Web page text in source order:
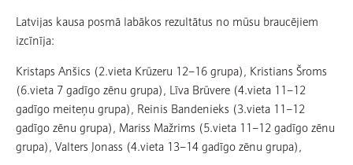
Latvijas kausa posmā labākos rezultātus no mūsu braucējiem
izcīnīja:
Kristaps Anšics (2.vieta Krūzeru 12–16 grupa), Kristians Šroms
(6.vieta 7 gadīgo zēnu grupa), Līva Brūvere (4.vieta 11–12
gadīgo meiteņu grupa), Reinis Bandenieks (3.vieta 11–12
gadīgo zēnu grupa), Mariss Mažrims (5.vieta 11–12 gadīgo zēnu
grupa), Valters Jonass (4.vieta 13–14 gadīgo zēnu grupa),